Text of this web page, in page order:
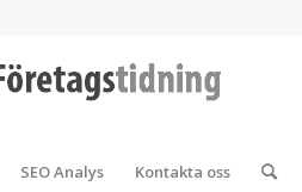
SEO Analys Kontakta oss